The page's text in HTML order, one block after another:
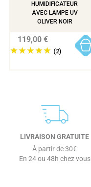
HUMIDIFICATEUR
AVEC LAMPE UV
OLIVER NOIR
(2)
119,00 €
LIVRAISON GRATUITE
À partir de 30€
En 24 ou 48h chez vous